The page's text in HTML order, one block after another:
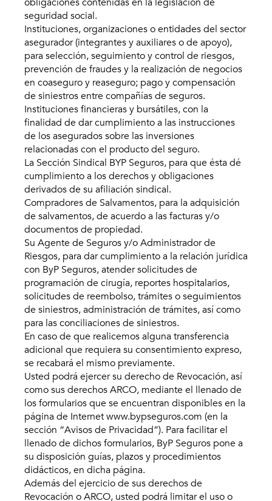
seguridad social.
Instituciones, organizaciones o entidades del sector
asegurador (integrantes y auxiliares o de apoyo),
para selección, seguimiento y control de riesgos,
prevención de fraudes y la realización de negocios
en coaseguro y reaseguro; pago y compensación
de siniestros entre compañías de seguros.
Instituciones financieras y bursátiles, con la
finalidad de dar cumplimiento a las instrucciones
de los asegurados sobre las inversiones
relacionadas con el producto del seguro.
La Sección Sindical BYP Seguros, para que ésta dé
cumplimiento a los derechos y obligaciones
derivados de su afiliación sindical.
Compradores de Salvamentos, para la adquisición
de salvamentos, de acuerdo a las facturas y/o
documentos de propiedad.
Su Agente de Seguros y/o Administrador de
Riesgos, para dar cumplimiento a la relación jurídica
con ByP Seguros, atender solicitudes de
programación de cirugía, reportes hospitalarios,
solicitudes de reembolso, trámites o seguimientos
de siniestros, administración de trámites, así como
para las conciliaciones de siniestros.
En caso de que realicemos alguna transferencia
adicional que requiera su consentimiento expreso,
se recabará el mismo previamente.
Usted podrá ejercer su derecho de Revocación, así
como sus derechos ARCO, mediante el llenado de
los formularios que se encuentran disponibles en la
página de Internet www.bypseguros.com (en la
sección “Avisos de Privacidad”). Para facilitar el
llenado de dichos formularios, ByP Seguros pone a
su disposición guías, plazos y procedimientos
didácticos, en dicha página.
Además del ejercicio de sus derechos de
Revocación o ARCO, usted podrá limitar el uso o